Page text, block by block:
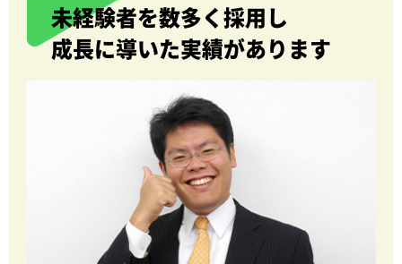
未経験者を数多く採用し
成長に導いた実績があります